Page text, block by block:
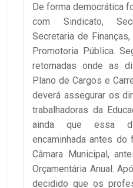
De forma democrática
com Sindicato,
Secretaria de
Promotoria Pública.
retomadas onde as
Plano de Cargos e
deverá assegurar os
trabalhadoras da
ainda que essa
encaminhada antes do
Câmara Municipal,
Orçamentária Anual.
decidido que os